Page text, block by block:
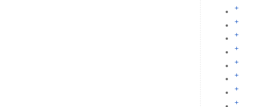
+
+
+
+
+
+
+
+